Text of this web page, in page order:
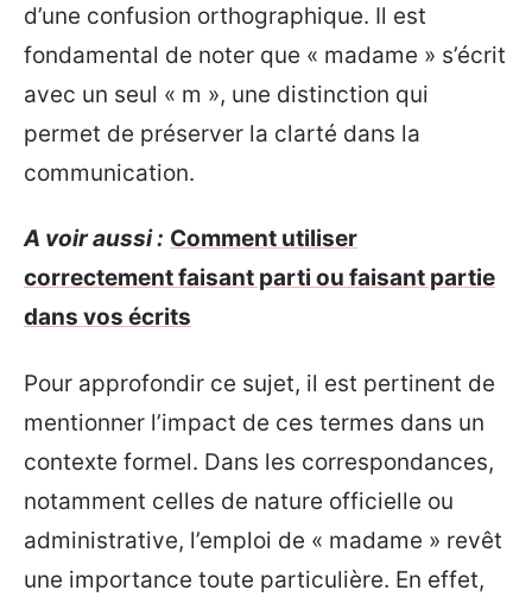
d’une confusion orthographique. Il est
fondamental de noter que « madame » s’écrit
avec un seul « m », une distinction qui
permet de préserver la clarté dans la
communication.
A voir aussi : Comment utiliser
correctement faisant parti ou faisant partie
dans vos écrits
Pour approfondir ce sujet, il est pertinent de
mentionner l’impact de ces termes dans un
contexte formel. Dans les correspondances,
notamment celles de nature officielle ou
administrative, l’emploi de « madame » revêt
une importance toute particulière. En effet,